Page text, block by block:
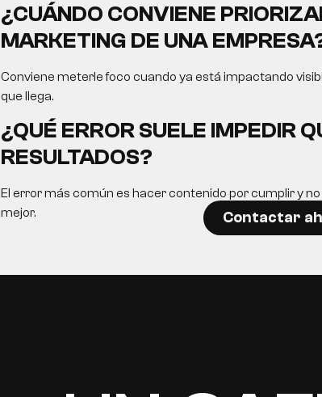
¿CUÁNDO CONVIENE
MARKETING DE UNA
Conviene meterle foco cuando ya está impactando
que llega.
¿QUÉ ERROR SUELE IMPEDIR
RESULTADOS?
El error más común es hacer contenido por cumplir y
mejor.
Contactar